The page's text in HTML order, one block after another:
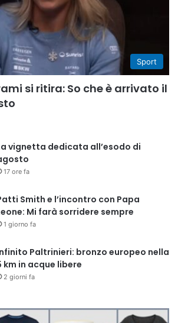
Sport
si ritira: So che è arrivato il
vignetta dedicata all’esodo di
17 ore fa
Smith e l’incontro con Papa
Mi farà sorridere sempre
1 giorno fa
Paltrinieri: bronzo europeo nella
km in acque libere
2 giorni fa